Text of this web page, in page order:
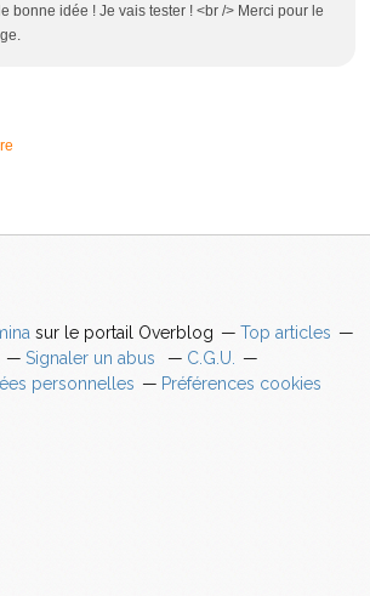
bonne idée ! Je vais tester ! <br /> Merci pour le
sur le portail Overblog
Top articles
Signaler un abus
C.G.U.
personnelles
Préférences cookies